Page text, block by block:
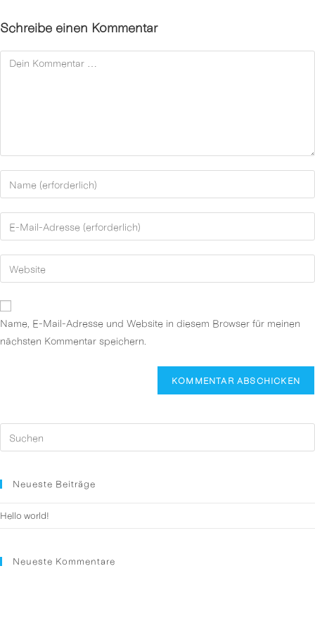
Schreibe einen Kommentar
Kommentar
deinen
Namen
oder
zum
Kommentieren
ein
deine
E-
Mail-
zum
Kommentieren
ein
deine
Website-
URL
Name, E-Mail-Adresse und Website in diesem Browser für meinen
nächsten Kommentar speichern.
Neueste Beiträge
Hello world!
Neueste Kommentare